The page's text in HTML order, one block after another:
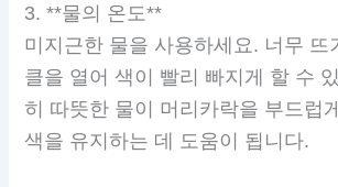
3. **물의 온도**
미지근한 물을 사용하세요. 너무 뜨
클을 열어 색이 빨리 빠지게 할 수
히 따뜻한 물이 머리카락을 부드럽
색을 유지하는 데 도움이 됩니다.